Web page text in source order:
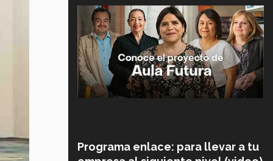
Programa enlace: para llevar a tu